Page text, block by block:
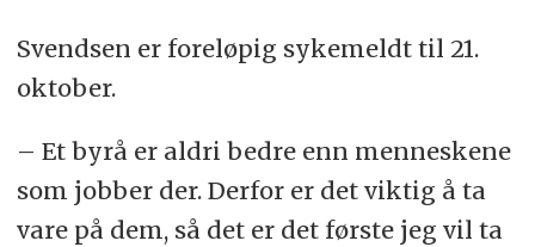
Svendsen er foreløpig sykemeldt til 21.
oktober.
– Et byrå er aldri bedre enn menneskene
som jobber der. Derfor er det viktig å ta
vare på dem, så det er det første jeg vil ta